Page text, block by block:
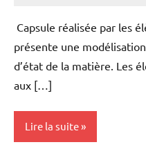
Capsule réalisée par les
présente une
d’état de la matière. Les
aux […]
Lire la suite